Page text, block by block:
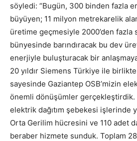
söyledi: “Bugün, 300 binden fazla
büyüyen; 11 milyon metrekarelik
üretime geçmesiyle 2000’den fazla
bünyesinde barındıracak bu dev
enerjiyle buluşturacak bir
20 yıldır Siemens Türkiye ile birlikte
sayesinde Gaziantep OSB’mizin
önemli dönüşümler gerçekleştirdik.
elektrik dağıtım şebekesi işlerinde
Orta Gerilim hücresini ve 110 adet
beraber hizmete sunduk. Toplam